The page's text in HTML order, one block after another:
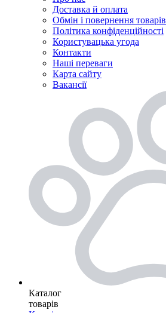
Доставка й оплата
Обмін і повернення товарів
Політика конфіденційності
Користувацька угода
Контакти
Наші переваги
Карта сайту
Вакансії
Каталог
товарів